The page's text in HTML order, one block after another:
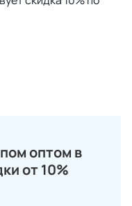
оптом в
от 10%